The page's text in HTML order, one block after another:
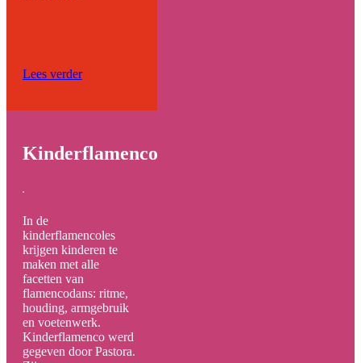
Lees verder
Kinderflamenco
In de
kinderflamencoles
krijgen kinderen te
maken met alle
facetten van
flamencodans: ritme,
houding, armgebruik
en voetenwerk.
Kinderflamenco werd
gegeven door Pastora.